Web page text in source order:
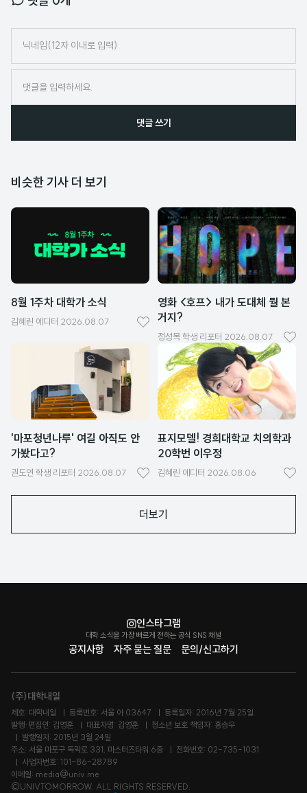
임
댓글 쓰기
비슷한 기사 더 보기
8월 1주차 대학가 소식
김혜린 에디터 2026.08.07
좋
영화 <호프> 내가 도대체 뭘 본
거지?
정성목학생 리포터 2026.08.07
좋
요
'마포청년나루' 여길 아직도 안
가봤다고?
권도연 학생 리포터 2026.08.07
좋
요
표지모델! 경희대학교 치의학과
20학번 이우정
김혜린 에디터 2026.08.06
좋
더보기
공지사항 자주 묻는 질문 문의/신고하기
인스타그램
대학 소식을 가장 빠르게 전하는 공식 SNS 채널
(주)대학내일
제호: 대학내일 등록번호: 서울 아 03647
등록일자: 2016년 7월 25일
발행·편집인: 김영훈
대표자명: 김영훈
청소년 보호 책임자: 홍승우
발행일자: 2015년 3월 24일
주소: 서울 마포구 독막로 331, 마스터즈타워 6층
전화번호: 02-735-1031
사업자번호: 101-86-28789
이메일: media@univ.me
©UNIVTOMORROW. ALL RIGHTS RESERVED.